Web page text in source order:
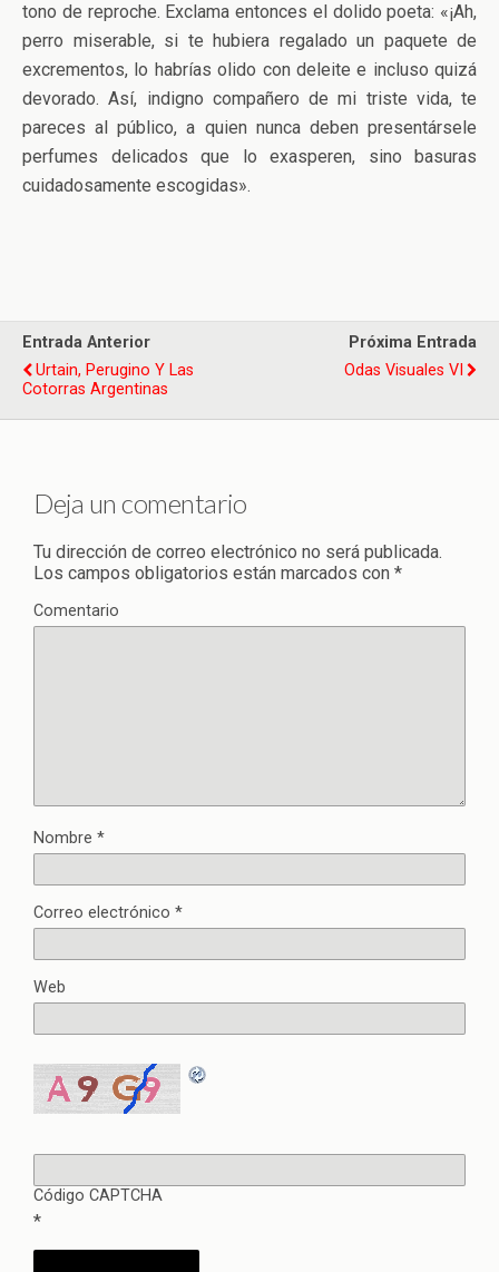
tono de reproche. Exclama entonces el dolido poeta: «¡Ah,
perro miserable, si te hubiera regalado un paquete de
excrementos, lo habrías olido con deleite e incluso quizá
devorado. Así, indigno compañero de mi triste vida, te
pareces al público, a quien nunca deben presentársele
perfumes delicados que lo exasperen, sino basuras
cuidadosamente escogidas».
Entrada Anterior
Urtain, Perugino Y Las
Cotorras Argentinas
Próxima Entrada
Odas Visuales VI
Deja un comentario
Tu dirección de correo electrónico no será publicada.
Los campos obligatorios están marcados con *
Comentario
Nombre *
Correo electrónico *
Web
Código CAPTCHA
*